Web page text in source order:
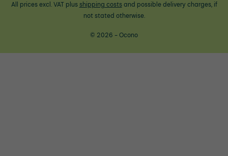
All prices excl. VAT plus shipping costsand possible delivery charges, if
not stated otherwise.
© 2026 - Ocono